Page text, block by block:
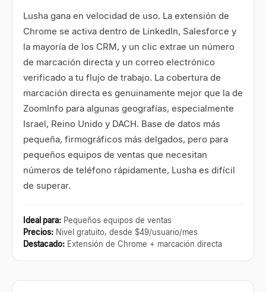
Lusha gana en velocidad de uso. La extensión de
Chrome se activa dentro de LinkedIn, Salesforce y
la mayoría de los CRM, y un clic extrae un número
de marcación directa y un correo electrónico
verificado a tu flujo de trabajo. La cobertura de
marcación directa es genuinamente mejor que la de
ZoomInfo para algunas geografías, especialmente
Israel, Reino Unido y DACH. Base de datos más
pequeña, firmográficos más delgados, pero para
pequeños equipos de ventas que necesitan
números de teléfono rápidamente, Lusha es difícil
de superar.
Ideal para: Pequeños equipos de ventas
Precios: Nivel gratuito, desde $49/usuario/mes
Destacado: Extensión de Chrome + marcación directa